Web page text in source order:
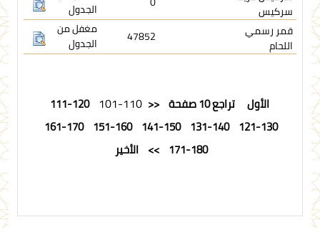
سركيس
الجدول
قمر رسمي
اللحام
47852
مغفل من
الجدول
الأول تراجع 10 صفحة <<
111-120
121-130
131-140
141-150
151-160
161-170
171-180
>> الأخير